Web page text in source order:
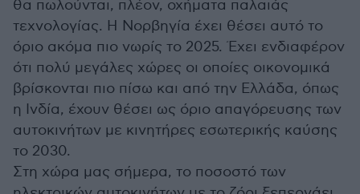
θα πωλούνται, πλέον, οχήματα παλαιάς
τεχνολογίας. Η Νορβηγία έχει θέσει αυτό το
όριο ακόμα πιο νωρίς το 2025. Έχει ενδιαφέρον
ότι πολύ μεγάλες χώρες οι οποίες οικονομικά
βρίσκονται πιο πίσω και από την Ελλάδα, όπως
η Ινδία, έχουν θέσει ως όριο απαγόρευσης των
αυτοκινήτων με κινητήρες εσωτερικής καύσης
το 2030.
Στη χώρα μας σήμερα, το ποσοστό των